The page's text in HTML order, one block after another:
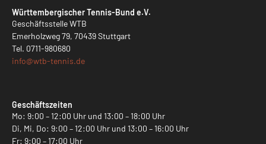
Württembergischer Tennis-Bund e.V.
Geschäftsstelle WTB
Emerholzweg 79, 70439 Stuttgart
Tel. 0711-980680
info@wtb-tennis.de
Geschäftszeiten
Mo: 9:00 – 12:00 Uhr und 13:00 – 18:00 Uhr
Di, Mi, Do: 9:00 – 12:00 Uhr und 13:00 – 16:00 Uhr
Fr: 9:00 – 17:00 Uhr